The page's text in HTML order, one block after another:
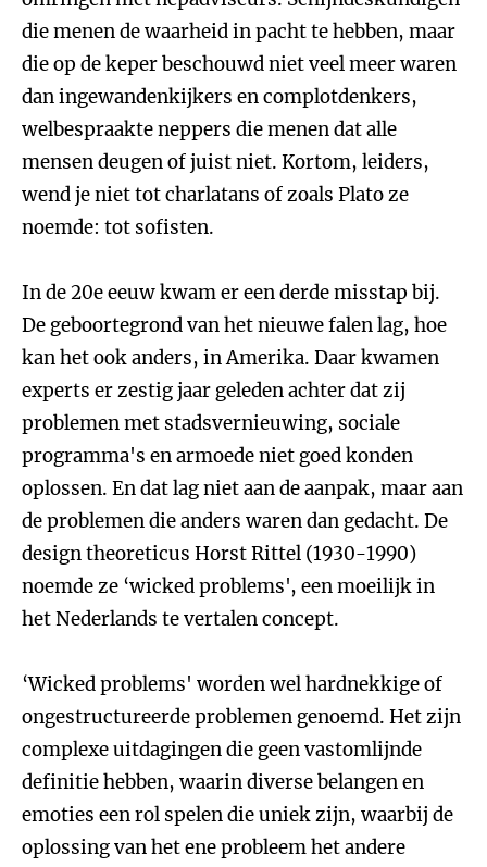
die menen de waarheid in pacht te hebben, maar
die op de keper beschouwd niet veel meer waren
dan ingewandenkijkers en complotdenkers,
welbespraakte neppers die menen dat alle
mensen deugen of juist niet. Kortom, leiders,
wend je niet tot charlatans of zoals Plato ze
noemde: tot sofisten.
In de 20e eeuw kwam er een derde misstap bij.
De geboortegrond van het nieuwe falen lag, hoe
kan het ook anders, in Amerika. Daar kwamen
experts er zestig jaar geleden achter dat zij
problemen met stadsvernieuwing, sociale
programma's en armoede niet goed konden
oplossen. En dat lag niet aan de aanpak, maar aan
de problemen die anders waren dan gedacht. De
design theoreticus Horst Rittel (1930-1990)
noemde ze ‘wicked problems', een moeilijk in
het Nederlands te vertalen concept.
‘Wicked problems' worden wel hardnekkige of
ongestructureerde problemen genoemd. Het zijn
complexe uitdagingen die geen vastomlijnde
definitie hebben, waarin diverse belangen en
emoties een rol spelen die uniek zijn, waarbij de
oplossing van het ene probleem het andere